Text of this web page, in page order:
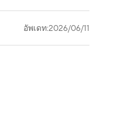
อัพเดท:2026/06/11